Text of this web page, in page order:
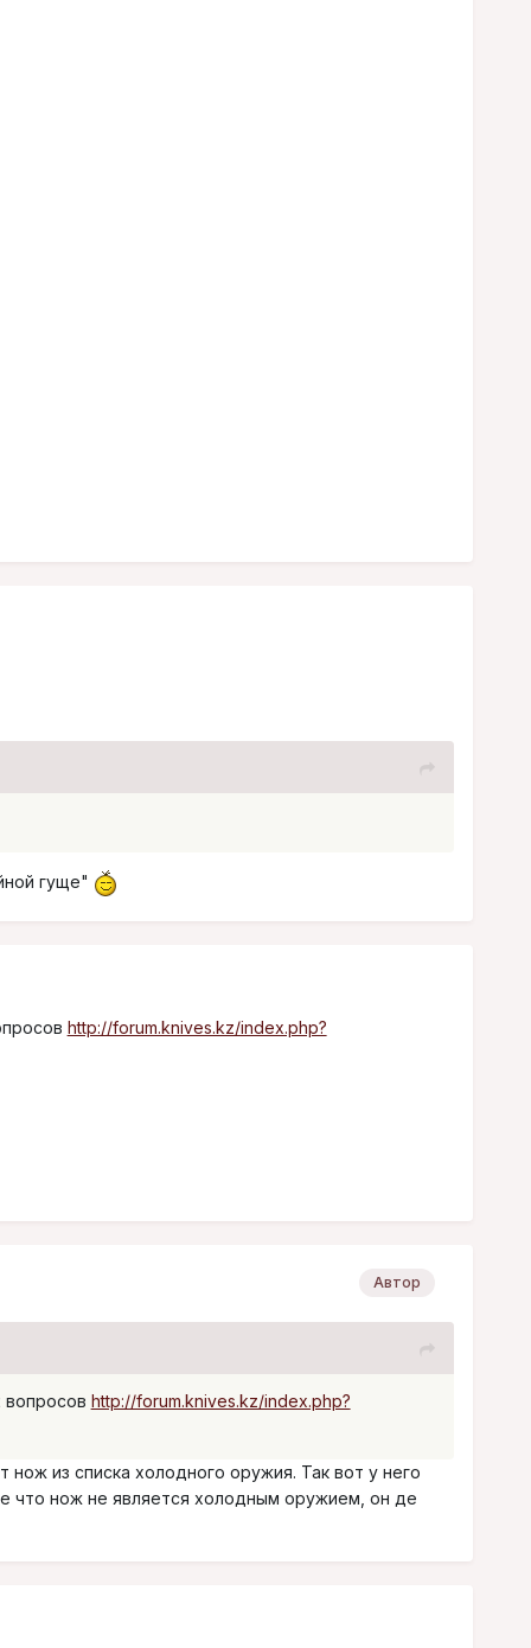
гуще"
http://forum.knives.kz/index.php?
Автор
http://forum.knives.kz/index.php?
из списка холодного оружия. Так вот у него
что нож не является холодным оружием, он де